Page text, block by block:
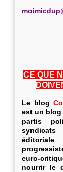
m
CE QUE
Le blog
est un
partis
éditoriale
euro-
nourrir le